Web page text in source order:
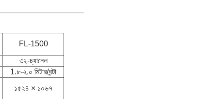
FL-1500
৩২-চ্যানেল
1.৮-২.০ মিটার/ঘন্টা
১৫২৪ × ১০৬৭